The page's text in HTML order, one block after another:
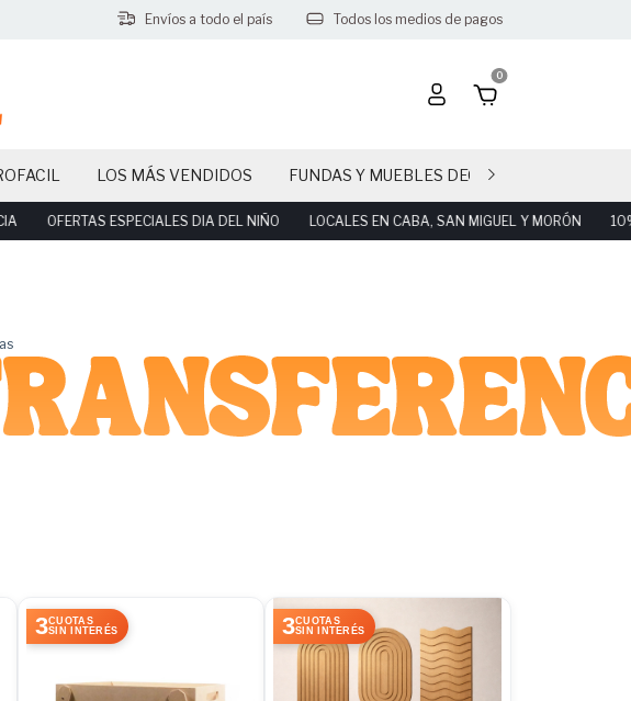
Envíos a todo el país Todos los medios de pagos
0
LOS MÁS VENDIDOS FUNDAS Y MUEBLES DECO PARTY
ESPECIALES DIA DEL NIÑO LOCALES EN CABA, SAN MIGUEL Y MORÓN 10% OFF!
3CUOTAS
SIN INTERÉS
3CUOTAS
SIN INTERÉS